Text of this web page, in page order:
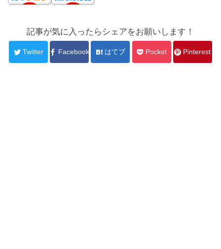
記事が気に入ったらシェアをお願いします！
Twitter Facebook はてブ Pocket Pinterest